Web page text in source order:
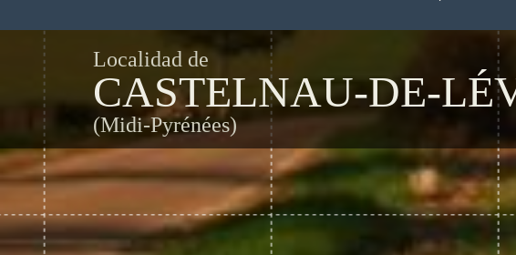
Localidad de
CASTELNAU-DE-
(Midi-Pyrénées)